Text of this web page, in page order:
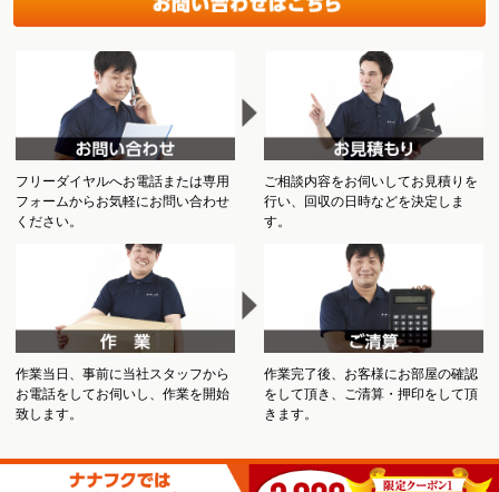
フリーダイヤルへお電話または専用
フォームからお気軽にお問い合わせ
ください。
ご相談内容をお伺いしてお見積りを
行い、回収の日時などを決定しま
す。
作業当日、事前に当社スタッフから
お電話をしてお伺いし、作業を開始
致します。
作業完了後、お客様にお部屋の確認
をして頂き、ご清算・押印をして頂
きます。